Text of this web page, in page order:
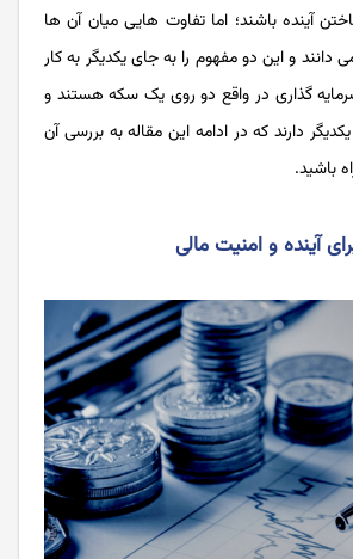
آینده باشند؛ اما تفاوت هایی میان آن ها
دانند و این دو مفهوم را به جای یکدیگر به کار
گذاری در واقع دو روی یک سکه هستند و
دارند که در ادامه این مقاله به بررسی آن
باشید.
آینده و امنیت مالی